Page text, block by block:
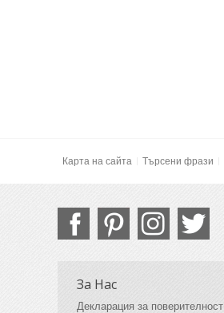
Карта на сайта Търсени фрази
За Нас
Декларация за поверителност